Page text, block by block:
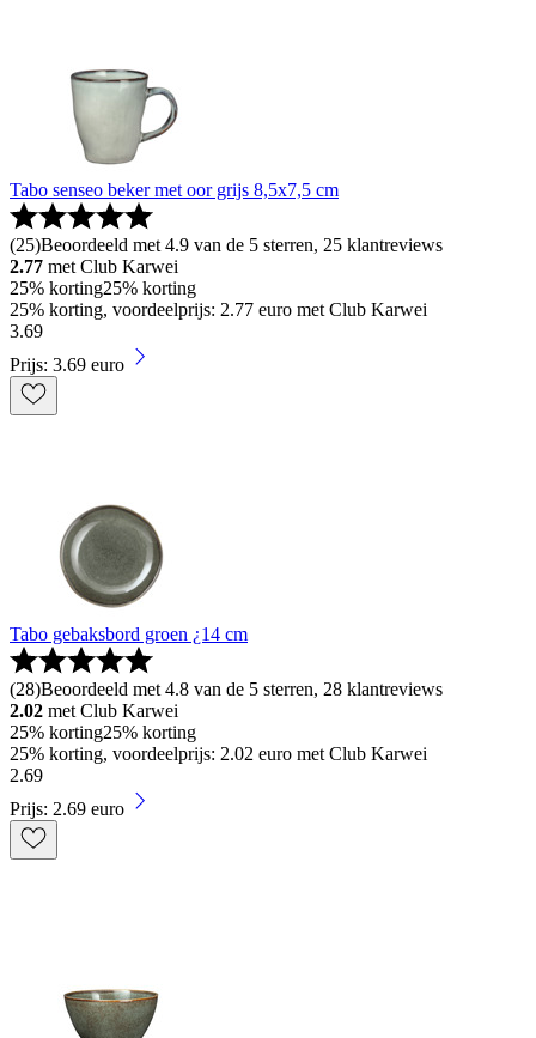
Tabo senseo beker met oor grijs 8,5x7,5 cm
(25)Beoordeeld met 4.9 van de 5 sterren, 25 klantreviews
2.77 met Club Karwei
25% korting25% korting
25% korting, voordeelprijs: 2.77 euro met Club Karwei
3.69
Prijs: 3.69 euro
Tabo gebaksbord groen ¿14 cm
(28)Beoordeeld met 4.8 van de 5 sterren, 28 klantreviews
2.02 met Club Karwei
25% korting25% korting
25% korting, voordeelprijs: 2.02 euro met Club Karwei
2.69
Prijs: 2.69 euro